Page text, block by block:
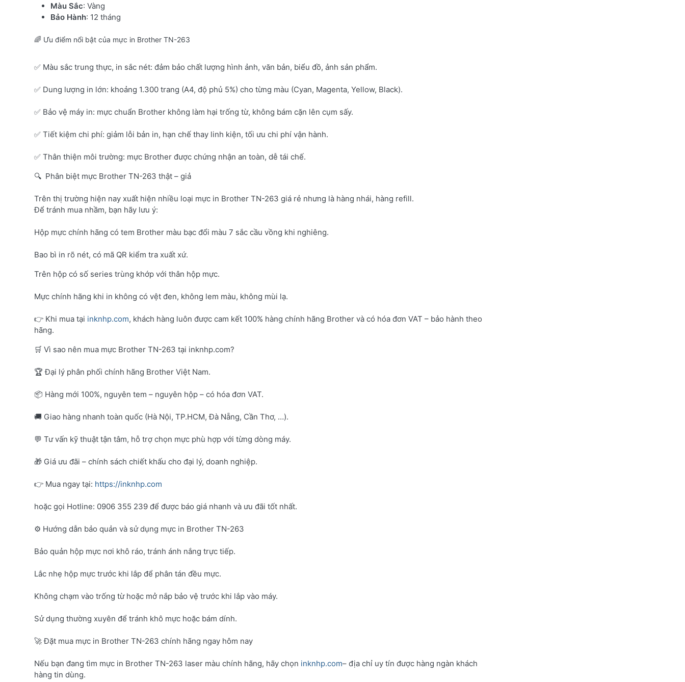
Màu Sắc: Vàng
Bảo Hành: 12 tháng
🌈 Ưu điểm nổi bật của mực in Brother TN-263
✅ Màu sắc trung thực, in sắc nét: đảm bảo chất lượng hình ảnh, văn bản, biểu đồ, ảnh sản phẩm.
✅ Dung lượng in lớn: khoảng 1.300 trang (A4, độ phủ 5%) cho từng màu (Cyan, Magenta, Yellow, Black).
✅ Bảo vệ máy in: mực chuẩn Brother không làm hại trống từ, không bám cặn lên cụm sấy.
✅ Tiết kiệm chi phí: giảm lỗi bản in, hạn chế thay linh kiện, tối ưu chi phí vận hành.
✅ Thân thiện môi trường: mực Brother được chứng nhận an toàn, dễ tái chế.
🔍 Phân biệt mực Brother TN-263 thật – giả
Trên thị trường hiện nay xuất hiện nhiều loại mực in Brother TN-263 giá rẻ nhưng là hàng nhái, hàng refill.
Để tránh mua nhầm, bạn hãy lưu ý:
Hộp mực chính hãng có tem Brother màu bạc đổi màu 7 sắc cầu vồng khi nghiêng.
Bao bì in rõ nét, có mã QR kiểm tra xuất xứ.
Trên hộp có số series trùng khớp với thân hộp mực.
Mực chính hãng khi in không có vệt đen, không lem màu, không mùi lạ.
👉 Khi mua tại inknhp.com, khách hàng luôn được cam kết 100% hàng chính hãng Brother và có hóa đơn VAT – bảo hành theo
hãng.
🛒 Vì sao nên mua mực Brother TN-263 tại inknhp.com?
🏆 Đại lý phân phối chính hãng Brother Việt Nam.
📦 Hàng mới 100%, nguyên tem – nguyên hộp – có hóa đơn VAT.
🚚 Giao hàng nhanh toàn quốc (Hà Nội, TP.HCM, Đà Nẵng, Cần Thơ, …).
💬 Tư vấn kỹ thuật tận tâm, hỗ trợ chọn mực phù hợp với từng dòng máy.
🎁 Giá ưu đãi – chính sách chiết khấu cho đại lý, doanh nghiệp.
👉 Mua ngay tại: https://inknhp.com
hoặc gọi Hotline: 0906 355 239 để được báo giá nhanh và ưu đãi tốt nhất.
⚙️ Hướng dẫn bảo quản và sử dụng mực in Brother TN-263
Bảo quản hộp mực nơi khô ráo, tránh ánh nắng trực tiếp.
Lắc nhẹ hộp mực trước khi lắp để phân tán đều mực.
Không chạm vào trống từ hoặc mở nắp bảo vệ trước khi lắp vào máy.
Sử dụng thường xuyên để tránh khô mực hoặc bám dính.
🚀 Đặt mua mực in Brother TN-263 chính hãng ngay hôm nay
Nếu bạn đang tìm mực in Brother TN-263 laser màu chính hãng, hãy chọn inknhp.com– địa chỉ uy tín được hàng ngàn khách
hàng tin dùng.